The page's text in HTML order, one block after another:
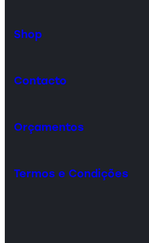
Shop
Contacto
Orçamentos
Termos e Condições